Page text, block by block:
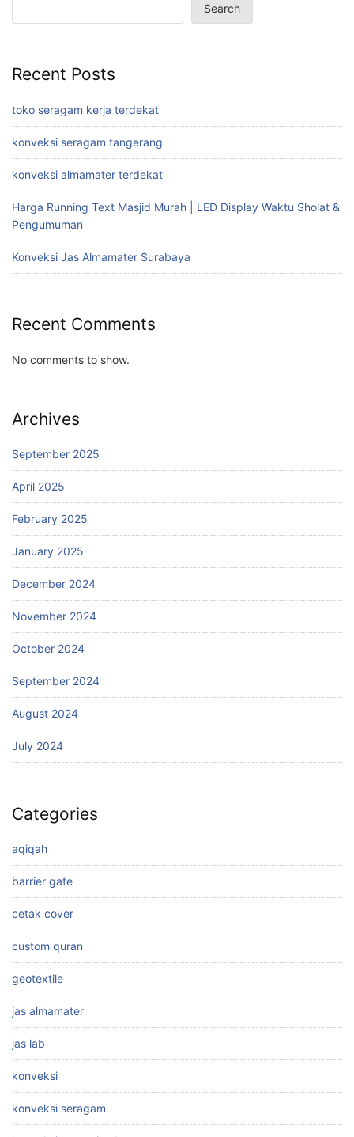
Search
Recent Posts
toko seragam kerja terdekat
konveksi seragam tangerang
konveksi almamater terdekat
Harga Running Text Masjid Murah | LED Display Waktu Sholat &
Pengumuman
Konveksi Jas Almamater Surabaya
Recent Comments
No comments to show.
Archives
September 2025
April 2025
February 2025
January 2025
December 2024
November 2024
October 2024
September 2024
August 2024
July 2024
Categories
aqiqah
barrier gate
cetak cover
custom quran
geotextile
jas almamater
jas lab
konveksi
konveksi seragam